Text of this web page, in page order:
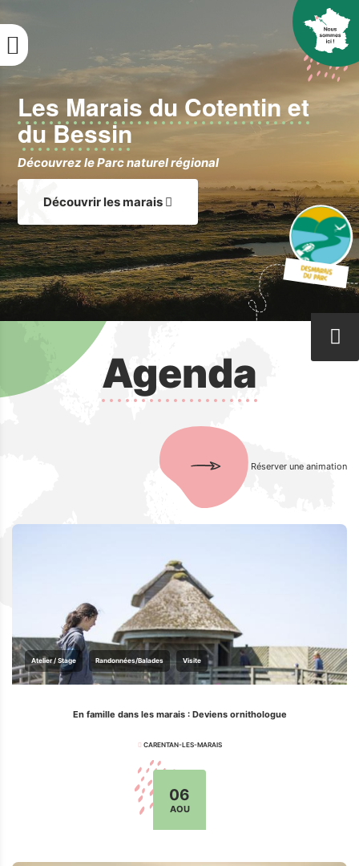
contenu
principal
Les Marais du Cotentin et
du Bessin
Découvrez le Parc naturel régional
Découvrir les marais
Agenda
Réserver une animation
Atelier / Stage Randonnées/Balades Visite
En famille dans les marais : Deviens ornithologue
CARENTAN-LES-MARAIS
06
AOU